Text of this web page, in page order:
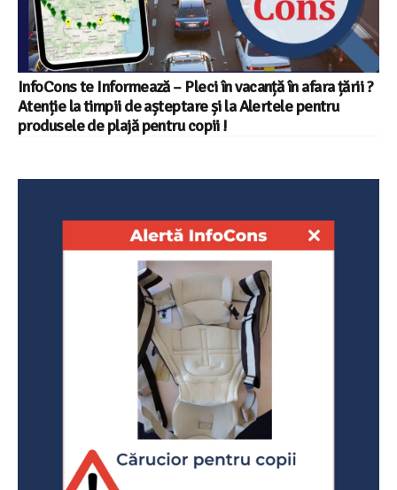
InfoCons te Informează – Pleci în vacanță în afara țării ?
Atenție la timpii de așteptare și la Alertele pentru
produsele de plajă pentru copii !